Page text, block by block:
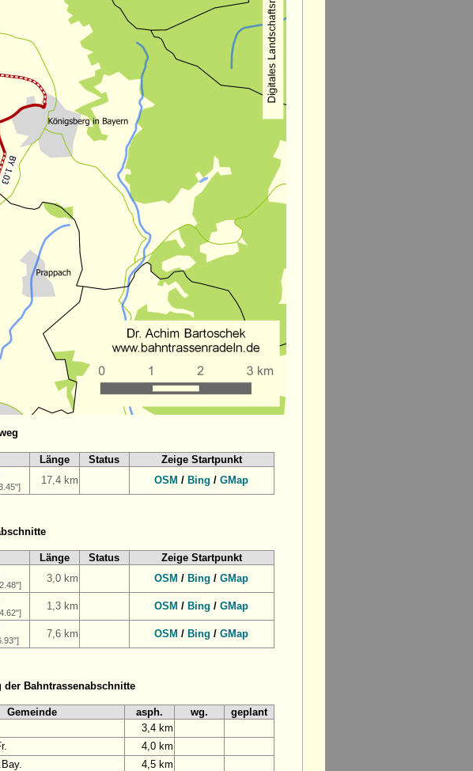
Länge Status
Zeige Startpunkt
17,4 km OSM / Bing / GMap
Länge Status
Zeige Startpunkt
3,0 km OSM / Bing / GMap
1,3 km OSM / Bing / GMap
7,6 km OSM / Bing / GMap
Bahntrassenabschnitte
Gemeinde asph. wg.
geplant
3,4 km
4,0 km
4,5 km